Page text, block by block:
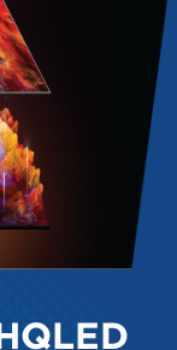
HQLED